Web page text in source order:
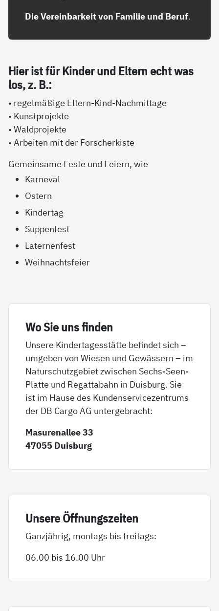
Die Vereinbarkeit von Familie und Beruf.
Hier ist für Kin­der und El­tern echt was
los, z. B.:
• regelmäßige Eltern-Kind-Nachmittage
• Kunstprojekte
• Waldprojekte
• Arbeiten mit der Forscherkiste
Gemeinsame Feste und Feiern, wie
Karneval
Ostern
Kindertag
Suppenfest
Laternenfest
Weihnachtsfeier
Wo Sie uns fin­den
Unsere Kindertagesstätte befindet sich –
umgeben von Wiesen und Gewässern – im
Naturschutzgebiet zwischen Sechs-Seen-
Platte und Regattabahn in Duisburg. Sie
ist im Hause des Kundenservicezentrums
der DB Cargo AG untergebracht:
Masurenallee 33
47055 Duisburg
Un­se­re Öff­nungs­zei­ten
Ganzjährig, montags bis freitags:
06.00 bis 16.00 Uhr